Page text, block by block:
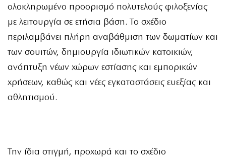
ολοκληρωμένο προορισμό πολυτελούς φιλοξενίας
με λειτουργία σε ετήσια βάση. Το σχέδιο
περιλαμβάνει πλήρη αναβάθμιση των δωματίων και
των σουιτών, δημιουργία ιδιωτικών κατοικιών,
ανάπτυξη νέων χώρων εστίασης και εμπορικών
χρήσεων, καθώς και νέες εγκαταστάσεις ευεξίας και
αθλητισμού.
Την ίδια στιγμή, προχωρά και το σχέδιο